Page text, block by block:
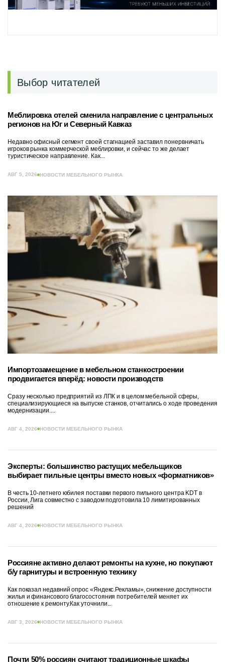
Выбор читателей
Меблировка отелей сменила направление с центральных
регионов на Юг и Северный Кавказ
Недавно офисный сегмент своей стагнацией заставил понервничать
игроков рынка коммерческой меблировки, и сейчас то же делает
туристическое направление. Как...
АВГ 5, 2026 НОВОСТИ МЕБЕЛЬНОГО РЫНКА
Импортозамещение в мебельном станкостроении
продвигается вперёд: новости производств
Сразу несколько предприятий из ЛПК и в целом мебельной сферы,
специализирующиеся на выпуске станков, отчитались о ходе проведения
модернизации....
АВГ 4, 2026 НОВОСТИ МЕБЕЛЬНОГО РЫНКА
Эксперты: большинство растущих мебельщиков
выбирает пильные центры вместо новых «форматников»
В честь 10-летнего юбилея поставки первого пильного центра KDT в
России, Лига совместно с заводом подготовила 10 лимитированных
решений
АВГ 4, 2026 НОВОСТИ МЕБЕЛЬНОГО РЫНКА
Россияне активно делают ремонты на кухне, но покупают
б/у гарнитуры и встроенную технику
Как показал недавний опрос «Яндекс.Рекламы», снижение доступности
жилья и финансового благосостояния потребителей меняет их
отношение к ремонту.Как уточнили...
АВГ 3, 2026 НОВОСТИ МЕБЕЛЬНОГО РЫНКА
Почти 50% россиян считают традиционные шкафы